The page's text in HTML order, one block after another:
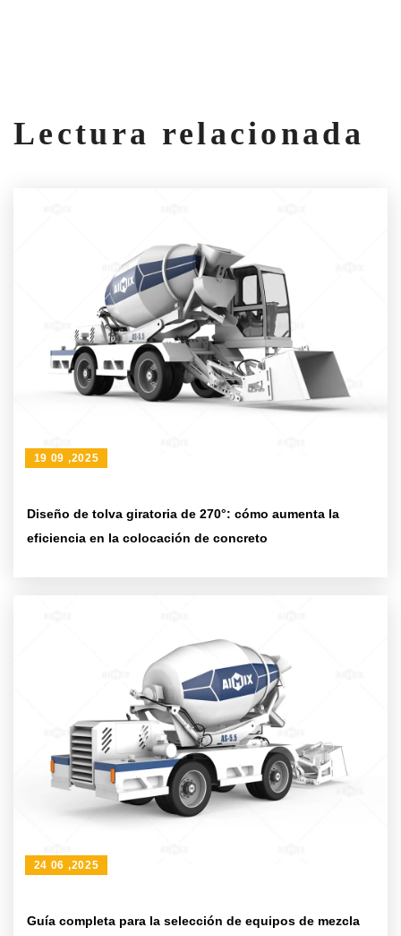
Lectura relacionada
Diseño de tolva giratoria de 270°: cómo aumenta la
eficiencia en la colocación de concreto
19 09 ,2025
Guía completa para la selección de equipos de mezcla
24 06 ,2025